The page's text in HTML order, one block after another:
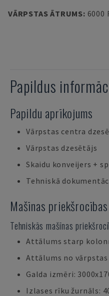
VĀRPSTAS ĀTRUMS: 6000
Papildus
Papildu aprīkojums
Vārpstas centra
Vārpstas dzesētājs
Skaidu konveijers +
Tehniskā
Mašīnas priekšrocības
Tehniskās mašīnas
Attālums starp
Attālums no
Galda izmēri:
Izlases rīku žurnāls: